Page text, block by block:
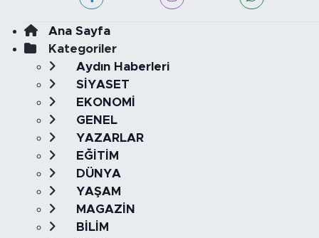
Ana Sayfa
Kategoriler
Aydın Haberleri
SİYASET
EKONOMİ
GENEL
YAZARLAR
EĞİTİM
DÜNYA
YAŞAM
MAGAZİN
BİLİM